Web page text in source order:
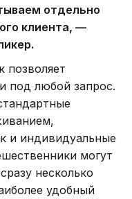
отдельно
клиента, —
позволяет
под любой запрос.
и индивидуальные
могут
несколько
удобный